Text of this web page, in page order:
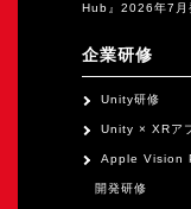
Hub』2026年7月
企業研修
Unity研修
Unity × XRア
Apple Vision
開発研修